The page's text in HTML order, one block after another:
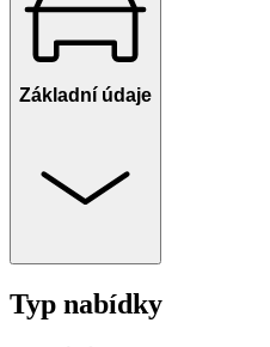
Základní údaje
Typ nabídky